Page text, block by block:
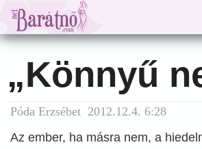
„Könnyű
Póda Erzsébet 2012.12.4. 6:28
Az ember, ha másra nem, a